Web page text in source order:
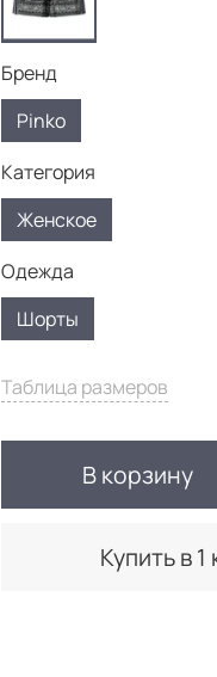
Таблица размеров
В корзину
Купить в 1
Бренд
Pinko
Категория
Женское
Одежда
Шорты